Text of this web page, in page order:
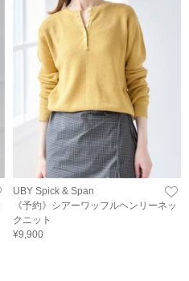
UBY Spick & Span
《予約》シアーワッフルヘンリーネッ
クニット
¥9,900